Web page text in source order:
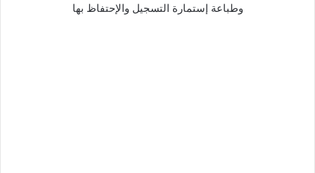
وطباعة إستمارة التسجيل والإحتفاظ بها